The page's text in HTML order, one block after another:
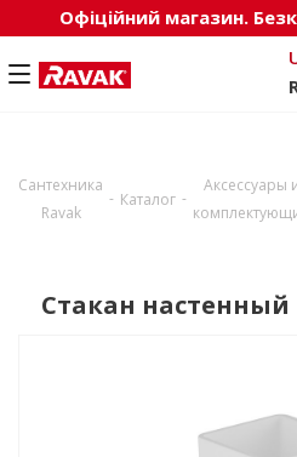
Офіційний магазин.
Сантехника
Ravak
- Каталог -
Аксессуары
Стакан настенный